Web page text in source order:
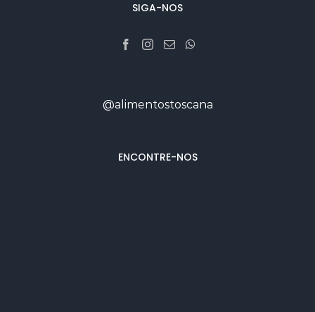
SIGA-NOS
@alimentostoscana
ENCONTRE-NOS